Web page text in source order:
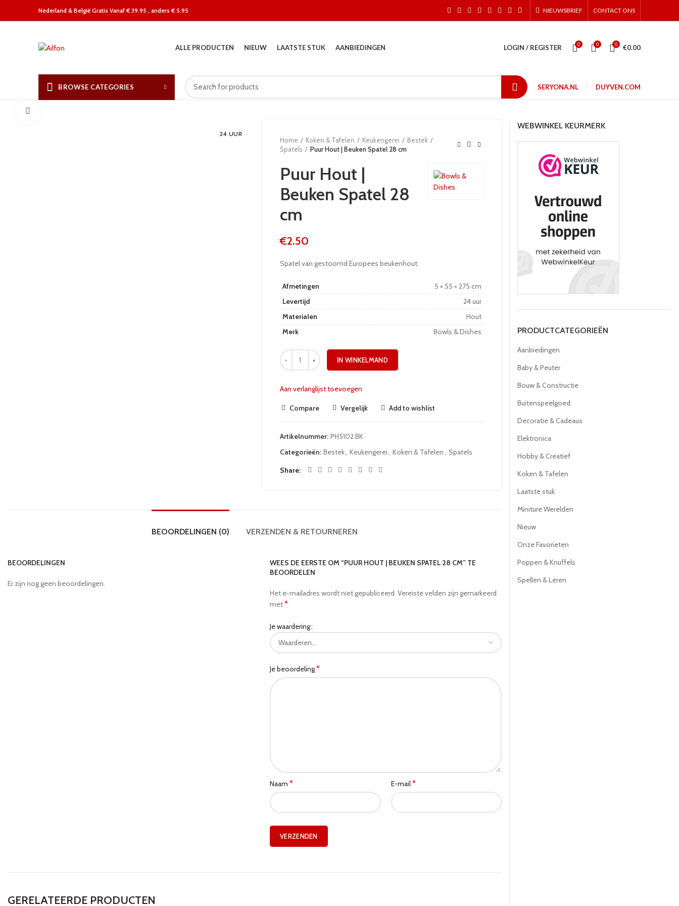
Nederland & België Gratis Vanaf € 39.95 , anders € 5.95 NIEUWSBRIEF CONTACT ONS
ALLE PRODUCTEN NIEUW LAATSTE STUK AANBIEDINGEN LOGIN / REGISTER 0 0 0 €0.00
BROWSE CATEGORIES SERYONA.NL DUYVEN.COM
24 UUR
Home Koken & Tafelen Keukengerei
Bestek
Spatels
Puur Hout | Beuken Spatel 28 cm
Puur Hout |
Beuken Spatel 28
cm
€2.50
Spatel van gestoomd Europees beukenhout.
Afmetingen
5 × 55 × 275 cm
Levertijd
24 uur
Materialen
Hout
Merk
Bowls & Dishes
IN WINKELMAND
Aan verlanglijst toevoegen
Compare Vergelijk Add to wishlist
Artikelnummer: PH5102.BK
Categorieën: Bestek, Keukengerei, Koken & Tafelen, Spatels
Share
BEOORDELINGEN (0) VERZENDEN & RETOURNEREN
BEOORDELINGEN
Er zijn nog geen beoordelingen.
WEES DE EERSTE OM “PUUR HOUT | BEUKEN SPATEL 28 CM” TE
BEOORDELEN
Het e-mailadres wordt niet gepubliceerd. Vereiste velden zijn gemarkeerd
met*
Je waardering
Je beoordeling*
Naam * E-mail*
GERELATEERDE PRODUCTEN
WEBWINKEL KEURMERK
PRODUCTCATEGORIEËN
Aanbiedingen
Baby & Peuter
Bouw & Constructie
Buitenspeelgoed
Decoratie & Cadeaus
Elektronica
Hobby & Creatief
Koken & Tafelen
Laatste stuk
Miniture Werelden
Nieuw
Onze Favorieten
Poppen & Knuffels
Spellen & Leren